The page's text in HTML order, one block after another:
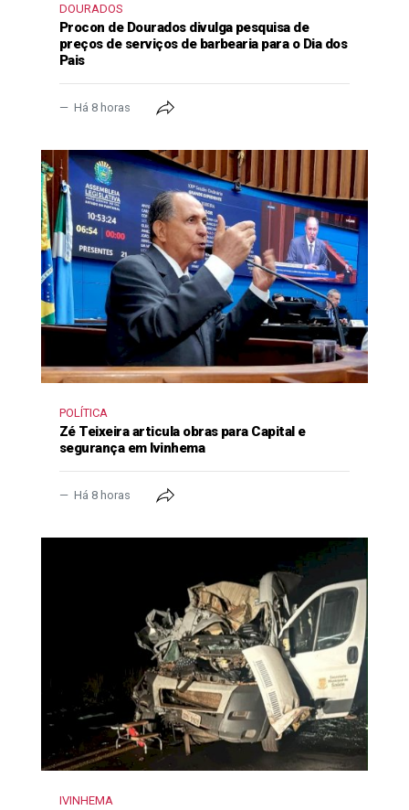
DOURADOS
Procon de Dourados divulga pesquisa de
preços de serviços de barbearia para o Dia dos
Pais
Há 8 horas
POLÍTICA
Zé Teixeira articula obras para Capital e
segurança em Ivinhema
Há 8 horas
IVINHEMA